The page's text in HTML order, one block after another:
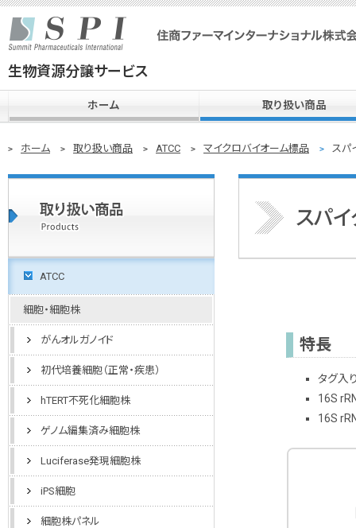
生物資源分譲サービス
ホーム 取り扱い商品
ホーム 取り扱い商品 ATCC マイクロバイオーム標品 スパ
ATCC
細胞・細胞株
がんオルガノイド
初代培養細胞（正常・疾患）
hTERT不死化細胞株
ゲノム編集済み細胞株
Luciferase発現細胞株
iPS細胞
細胞株パネル
スパ
特長
タグ入
16S
16S